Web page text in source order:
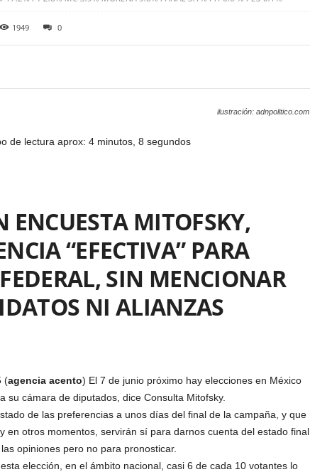
1949 0
ilustración: adnpolitico.com
de lectura aprox: 4 minutos, 8 segundos
ENCUESTA MITOFSKY,
“EFECTIVA” PARA
SIN MENCIONAR
NI ALIANZAS
(agencia acento) El 7 de junio próximo hay elecciones en México
su cámara de diputados, dice Consulta Mitofsky.
de las preferencias a unos días del final de la campaña, y que
en otros momentos, servirán sí para darnos cuenta del estado final
opiniones pero no para pronosticar.
elección, en el ámbito nacional, casi 6 de cada 10 votantes lo